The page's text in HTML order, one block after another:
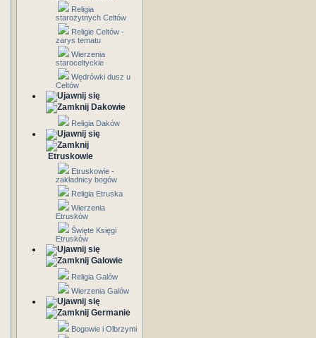
Religia
starożytnych Celtów
Religie Celtów -
zarys tematu
Wierzenia
staroceltyckie
Wędrówki dusz u
Celtów
Dakowie
Religia Daków
Etruskowie
Etruskowie -
zakładnicy bogów
Religia Etruska
Wierzenia
Etrusków
Święte Księgi
Etrusków
Galowie
Religia Galów
Wierzenia Galów
Germanie
Bogowie i Olbrzymi